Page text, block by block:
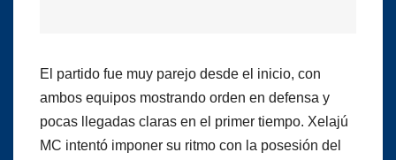
El partido fue muy parejo desde el inicio, con
ambos equipos mostrando orden en defensa y
pocas llegadas claras en el primer tiempo. Xelajú
MC intentó imponer su ritmo con la posesión del